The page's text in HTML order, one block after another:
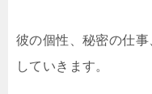
彼の個性、秘密の仕
していきます。